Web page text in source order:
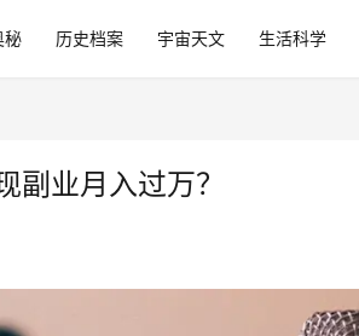
秘 历史档案 宇宙天文 生活科学
副业月入过万？